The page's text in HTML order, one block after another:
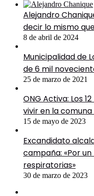
Alejandro
decir lo mismo
8 de abril de 2024
Municipalidad de
de 6 mil
25 de marzo de 2021
ONG Activa: Los
vivir en la comuna
15 de mayo de 2023
Excandidato
campaña: «Por
respiratorias»
30 de marzo de 2023